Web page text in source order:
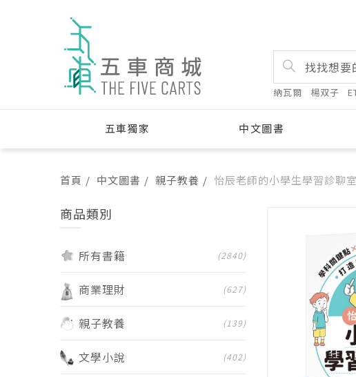
納瓦爾 楊双子
五車獨家 中文圖書
首頁 中文圖書 親子教養 怡辰老師的小學生學習診聊
商品類別
所有書籍 (2840)
商業理財 (627)
親子教養 (139)
文學小說 (402)